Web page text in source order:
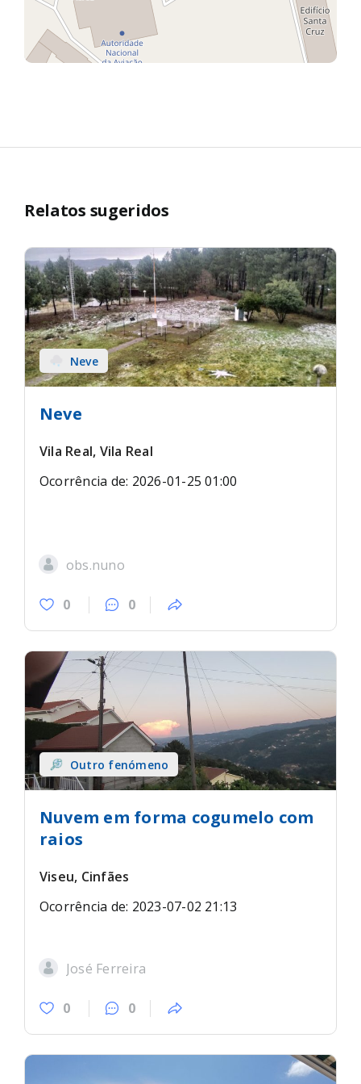
Relatos sugeridos
Neve
Neve
Vila Real, Vila Real
Ocorrência de: 2026-01-25 01:00
obs.nuno
0 0
Outro fenómeno
Nuvem em forma cogumelo com
raios
Viseu, Cinfães
Ocorrência de: 2023-07-02 21:13
José Ferreira
0 0